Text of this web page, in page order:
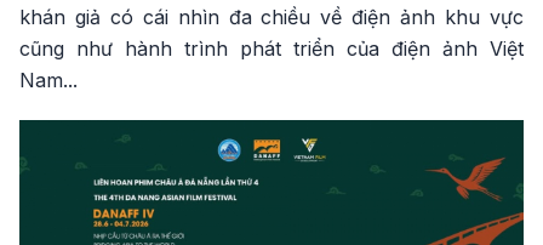
khán giả có cái nhìn đa chiều về điện ảnh khu vực
cũng như hành trình phát triển của điện ảnh Việt
Nam...